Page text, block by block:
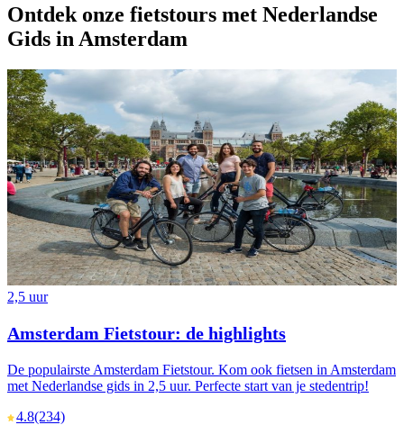
Ontdek onze fietstours met Nederlandse
Gids in Amsterdam
2,5 uur
Amsterdam Fietstour: de highlights
De populairste Amsterdam Fietstour. Kom ook fietsen in Amsterdam
met Nederlandse gids in 2,5 uur. Perfecte start van je stedentrip!
4.8(234)